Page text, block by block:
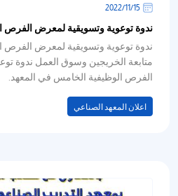
15‏/11‏/2022
ندوة توعوية وتسويقية لمعرض الفرص
ندوة توعوية وتسويقية لمعرض الفرص
متابعة الخريجين وسوق العمل ندوة
الفرص الوظيفية الخامس في المعهد.
اعلان المعهد الصناعي